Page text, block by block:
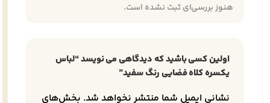
هنوز بررسی‌ای ثبت نشده است.
اولین کسی باشید که دیدگاهی می نویسد “لباس
یکسره کلاه فضایی رنگ سفید”
نشانی ایمیل شما منتشر نخواهد شد. بخش‌های